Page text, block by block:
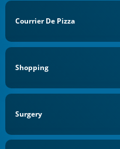
Courrier De Pizza
Shopping
Surgery